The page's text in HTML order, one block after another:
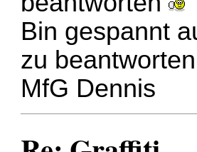
Bin gespannt
zu beantworten
MfG Dennis